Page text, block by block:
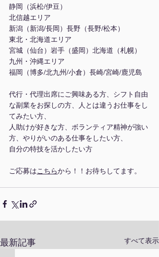
静岡（浜松/伊豆）
北信越エリア
新潟（新潟/長岡）長野（長野/松本）
東北・北海道エリア
宮城（仙台）岩手（盛岡）北海道（札幌）
九州・沖縄エリア
福岡（博多/北九州/小倉）長崎/宮崎/鹿児島
代行・代理出席にご興味ある方、シフト自由
な副業をお探しの方、人とは違うお仕事をし
てみたい方、
人助けが好きな方、ボランティア精神が強い
方、やりがいのある仕事をしたい方、
自分の特技を活かしたい方
ご応募はこちらから！！お待ちしてます。
最新記事 すべて表示